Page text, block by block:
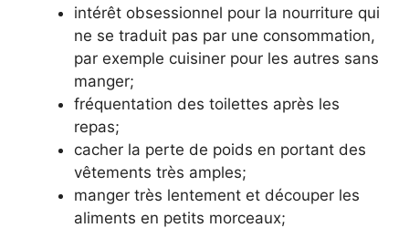
intérêt obsessionnel pour la nourriture qui
ne se traduit pas par une consommation,
par exemple cuisiner pour les autres sans
manger;
fréquentation des toilettes après les
repas;
cacher la perte de poids en portant des
vêtements très amples;
manger très lentement et découper les
aliments en petits morceaux;